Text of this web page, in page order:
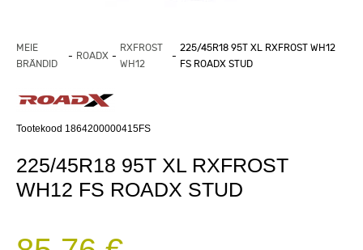
MEIE
BRÄNDID
ROADX
RXFROST
WH12
225/45R18 95T XL RXFROST WH12
FS ROADX STUD
Tootekood 1864200000415FS
225/45R18 95T XL RXFROST
WH12 FS ROADX STUD